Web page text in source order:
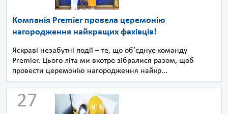
Компанія Premier провела церемонію
нагородження найкращих фахівців!
Яскраві незабутні події – те, що об’єднує команду
Premier. Цього літа ми вкотре зібралися разом, щоб
провести церемонію нагородження найкр...
27